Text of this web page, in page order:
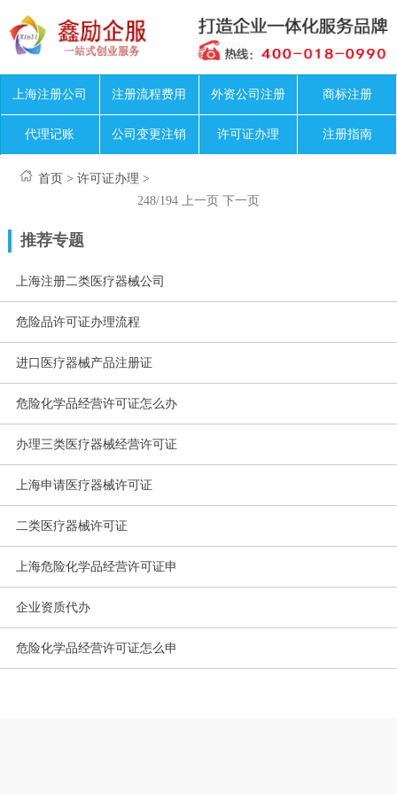
上海注册公司 注册流程费用 外资公司注册 商标注册
代理记账 公司变更注销 许可证办理 注册指南
首页 >许可证办理 >
248/194
上一页 下一页
推荐专题
上海注册二类医疗器械公司
危险品许可证办理流程
进口医疗器械产品注册证
危险化学品经营许可证怎么办
办理三类医疗器械经营许可证
上海申请医疗器械许可证
二类医疗器械许可证
上海危险化学品经营许可证申
企业资质代办
危险化学品经营许可证怎么申